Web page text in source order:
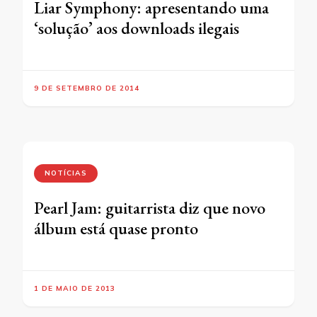
Liar Symphony: apresentando uma
‘solução’ aos downloads ilegais
9 DE SETEMBRO DE 2014
NOTÍCIAS
Pearl Jam: guitarrista diz que novo
álbum está quase pronto
1 DE MAIO DE 2013